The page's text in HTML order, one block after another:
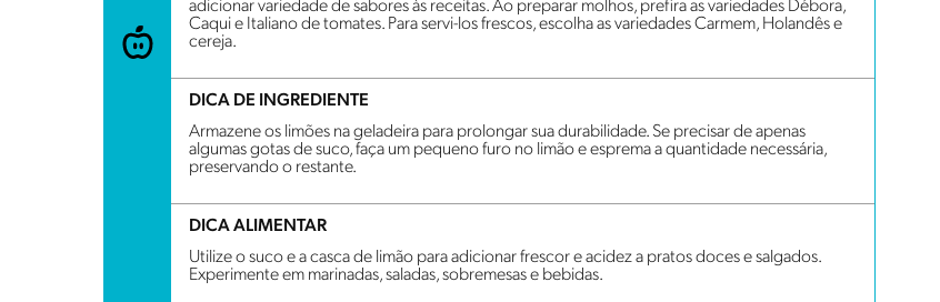
adicionar variedade de sabores às receitas. Ao preparar molhos, prefira as variedades Débora,
Caqui e Italiano de tomates. Para servi-los frescos, escolha as variedades Carmem, Holandês e
cereja.
DICA DE INGREDIENTE
Armazene os limões na geladeira para prolongar sua durabilidade. Se precisar de apenas
algumas gotas de suco, faça um pequeno furo no limão e esprema a quantidade necessária,
preservando o restante.
DICA ALIMENTAR
Utilize o suco e a casca de limão para adicionar frescor e acidez a pratos doces e salgados.
Experimente em marinadas, saladas, sobremesas e bebidas.